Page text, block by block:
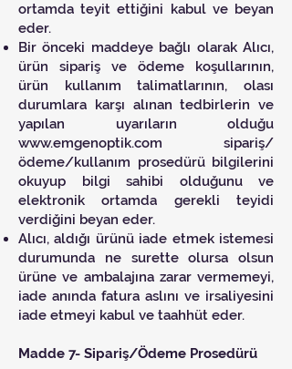
ortamda teyit ettiğini kabul ve beyan
eder.
Bir önceki maddeye bağlı olarak Alıcı,
ürün sipariş ve ödeme koşullarının,
ürün kullanım talimatlarının, olası
durumlara karşı alınan tedbirlerin ve
yapılan uyarıların olduğu
www.emgenoptik.com sipariş/
ödeme/kullanım prosedürü bilgilerini
okuyup bilgi sahibi olduğunu ve
elektronik ortamda gerekli teyidi
verdiğini beyan eder.
Alıcı, aldığı ürünü iade etmek istemesi
durumunda ne surette olursa olsun
ürüne ve ambalajına zarar vermemeyi,
iade anında fatura aslını ve irsaliyesini
iade etmeyi kabul ve taahhüt eder.
Madde 7- Sipariş/Ödeme Prosedürü